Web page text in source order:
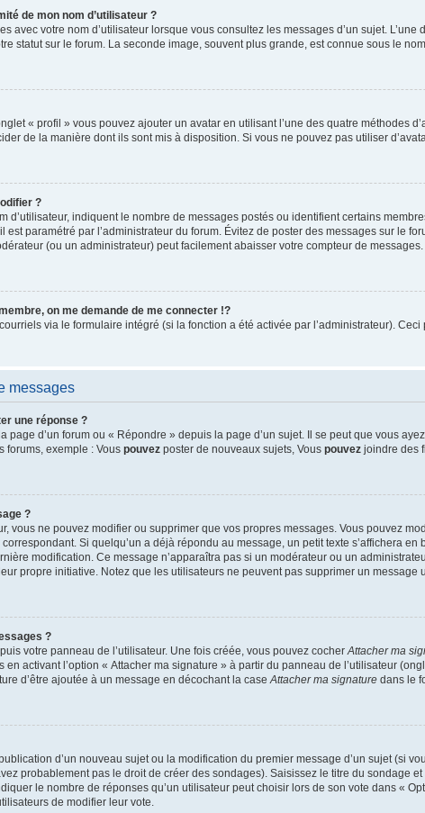
de mon nom d’utilisateur ?
avec votre nom d’utilisateur lorsque vous consultez les messages d’un sujet.
statut sur le forum. La seconde image, souvent plus grande, est connue sous le
« profil » vous pouvez ajouter un avatar en utilisant l’une des quatre méthodes
de la manière dont ils sont mis à disposition. Si vous ne pouvez pas utiliser
?
d’utilisateur, indiquent le nombre de messages postés ou identifient certains
est paramétré par l’administrateur du forum. Évitez de poster des messages sur le
(ou un administrateur) peut facilement abaisser votre compteur de messages.
on me demande de me connecter !?
via le formulaire intégré (si la fonction a été activée par l’administrateur).
messages
une réponse ?
d’un forum ou « Répondre » depuis la page d’un sujet. Il se peut que vous
forums, exemple : Vous pouvez poster de nouveaux sujets, Vous pouvez joindre des
?
vous ne pouvez modifier ou supprimer que vos propres messages. Vous pouvez
Si quelqu’un a déjà répondu au message, un petit texte s’affichera
modification. Ce message n’apparaîtra pas si un modérateur ou un
propre initiative. Notez que les utilisateurs ne peuvent pas supprimer un message
?
votre panneau de l’utilisateur. Une fois créée, vous pouvez cocher Attacher ma
activant l’option « Attacher ma signature » à partir du panneau de l’utilisateur
d’être ajoutée à un message en décochant la case Attacher ma signature dans le
d’un nouveau sujet ou la modification du premier message d’un sujet (si
probablement pas le droit de créer des sondages). Saisissez le titre du sondage
le nombre de réponses qu’un utilisateur peut choisir lors de son vote dans «
de modifier leur vote.